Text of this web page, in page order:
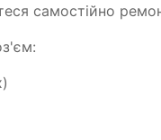
самостійно